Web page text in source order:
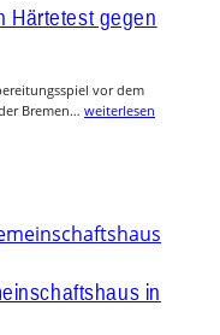
Härtetest gegen
vor dem
Bremen… weiterlesen
in